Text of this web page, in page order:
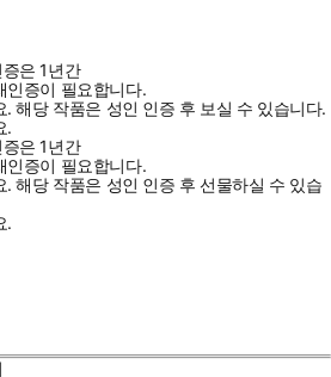
은 1년간
인증이 필요합니다.
.해당 작품은 성인 인증 후 보실 수 있습니다.
.
은 1년간
인증이 필요합니다.
.해당 작품은 성인 인증 후 선물하실 수 있습
.